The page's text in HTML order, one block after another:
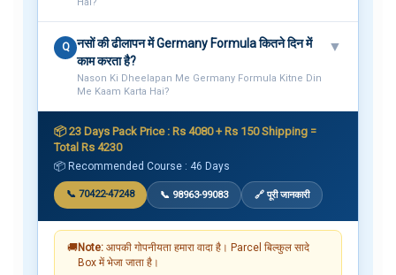
Q
नसों की ढीलापन में Germany Formula कितने दिन में
काम करता है?
Nason Ki Dheelapan Me Germany Formula Kitne Din
Me Kaam Karta Hai?
▼
📦 23 Days Pack Price : Rs 4080 + Rs 150 Shipping =
Total Rs 4230
📦 Recommended Course : 46 Days
📞 70422-47248 📞 98963-99083 🔗 पूरी जानकारी
🚚Note: आपकी गोपनीयता हमारा वादा है। Parcel बिल्कुल सादे
Box में भेजा जाता है।